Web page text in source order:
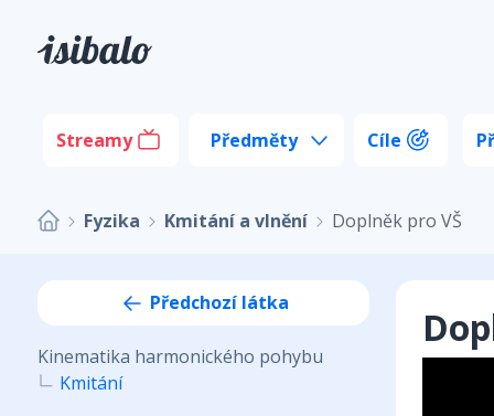
Streamy Předměty Cíle
Fyzika Kmitání a vlnění Doplněk pro VŠ
Předchozí látka
Kinematika harmonického pohybu
Kmitání